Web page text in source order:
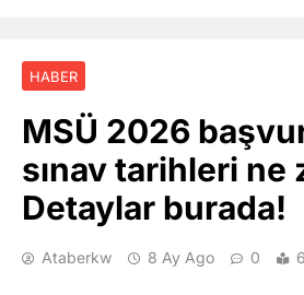
HABER
MSÜ 2026
sınav tarihleri ne
Detaylar burada!
Ataberkw 8 Ay Ago 0